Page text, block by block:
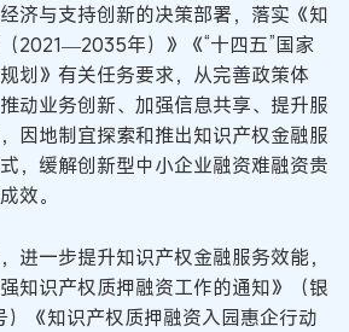
济与支持创新的决策部署，落实《知
2021—2035年）》《“十四五”国家
划》有关任务要求，从完善政策体
动业务创新、加强信息共享、提升服
因地制宜探索和推出知识产权金融服
，缓解创新型中小企业融资难融资贵
效。
进一步提升知识产权金融服务效能，
知识产权质押融资工作的通知》（银
《知识产权质押融资入园惠企行动